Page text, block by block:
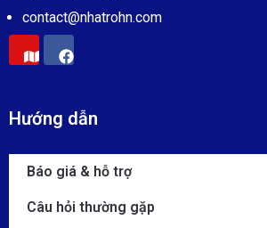
contact@nhatrohn.com
Hướng dẫn
Báo giá & hỗ trợ
Câu hỏi thường gặp